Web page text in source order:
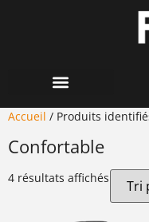
Accueil / Produits
Confortable
4 résultats affichés
Cookies management panel